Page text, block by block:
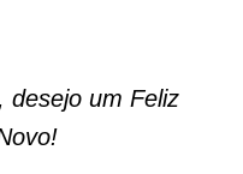
desejo um Feliz